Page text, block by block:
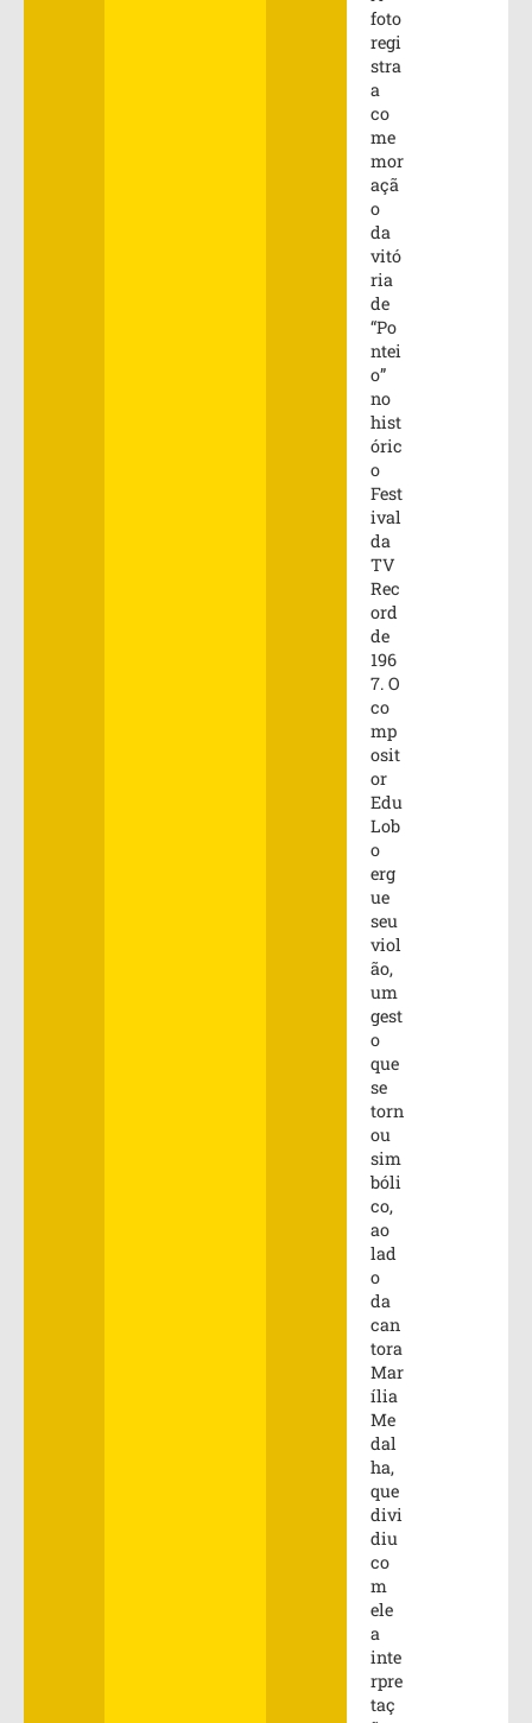
foto
regi
stra
a
co
me
mor
açã
o
da
vitó
ria
de
“Po
ntei
o”
no
hist
óric
o
Fest
ival
da
TV
Rec
ord
de
196
7. O
co
mp
osit
or
Edu
Lob
o
erg
ue
seu
viol
ão,
um
gest
o
que
se
torn
ou
sim
bóli
co,
ao
lad
o
da
can
tora
Mar
ília
Me
dal
ha,
que
divi
diu
co
m
ele
a
inte
rpre
taç